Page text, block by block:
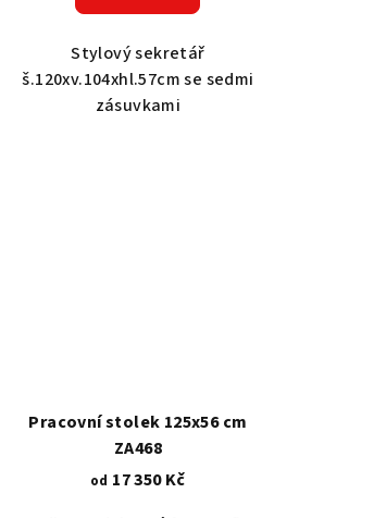
Stylový sekretář
š.120xv.104xhl.57cm se sedmi
zásuvkami
Pracovní stolek 125x56 cm
ZA468
od 17 350 Kč